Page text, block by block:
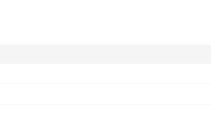
। ତେଲେଙ୍ଗାନାରେ ଭିନ୍ନକ୍ଷମ ବ୍ୟକ୍ତିମାନେ ଏବେ ମାସିକ